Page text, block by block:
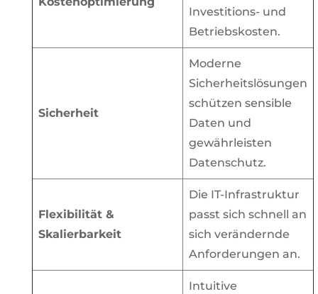
Investitions- und
Betriebskosten.
Sicherheit
Moderne
Sicherheitslösungen
schützen sensible
Daten und
gewährleisten
Datenschutz.
Flexibilität &
Skalierbarkeit
Die IT-Infrastruktur
passt sich schnell an
sich verändernde
Anforderungen an.
Intuitive